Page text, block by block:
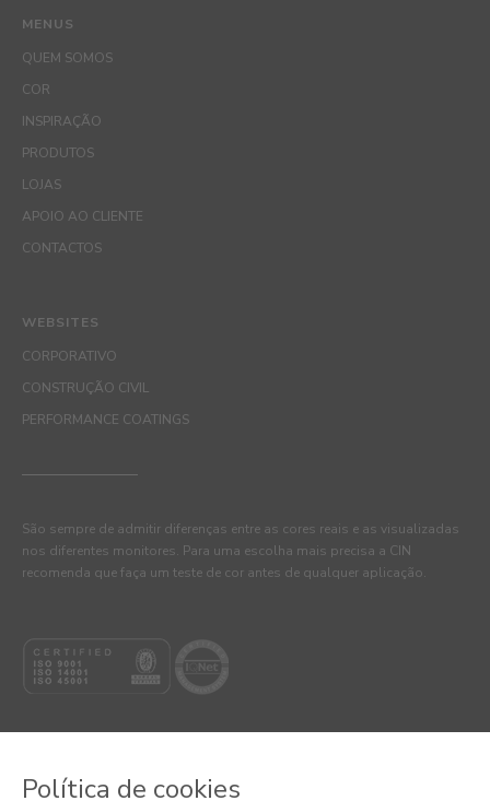
MENUS
QUEM SOMOS
COR
INSPIRAÇÃO
PRODUTOS
LOJAS
APOIO AO CLIENTE
CONTACTOS
WEBSITES
CORPORATIVO
CONSTRUÇÃO CIVIL
PERFORMANCE COATINGS
São sempre de admitir diferenças entre as cores reais e as visualizadas
nos diferentes monitores. Para uma escolha mais precisa a CIN
recomenda que faça um teste de cor antes de qualquer aplicação.
Política de cookies